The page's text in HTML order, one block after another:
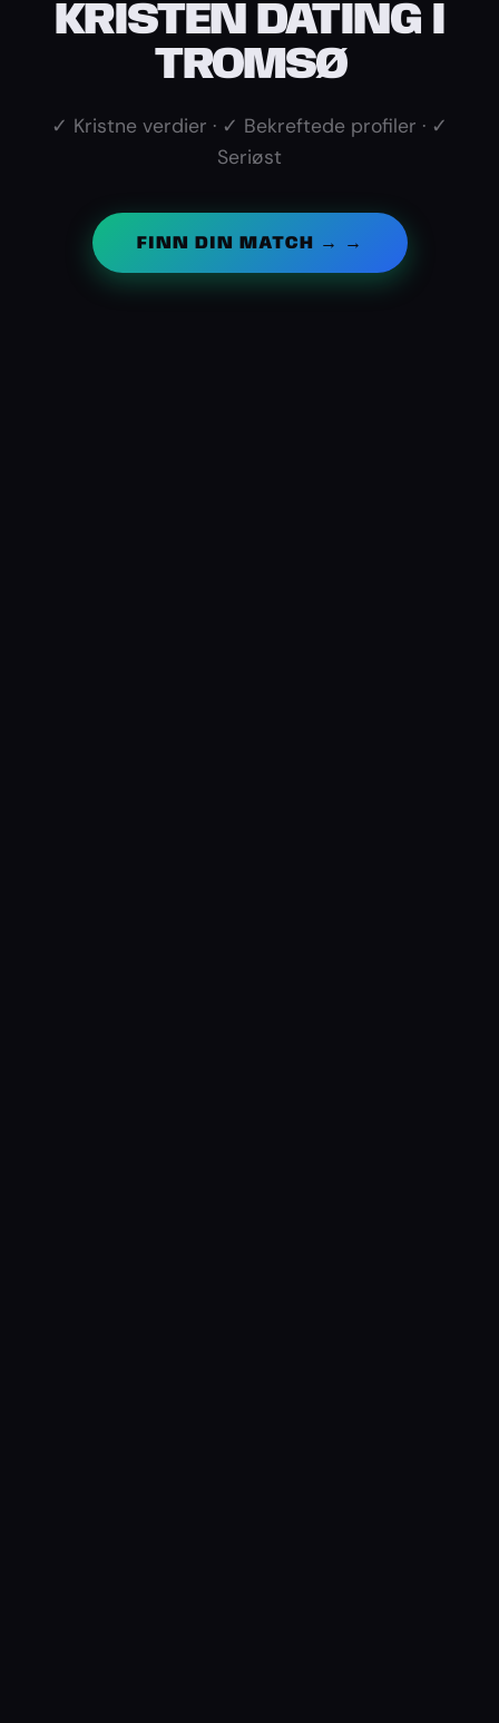
KRISTEN DATING I
TROMSØ
✓ Kristne verdier · ✓ Bekreftede profiler · ✓
Seriøst
FINN DIN MATCH → →